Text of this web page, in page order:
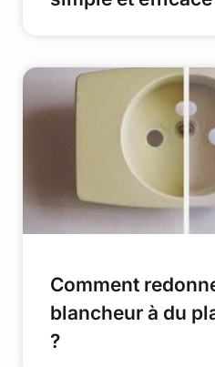
Comment
blancheur à du
?